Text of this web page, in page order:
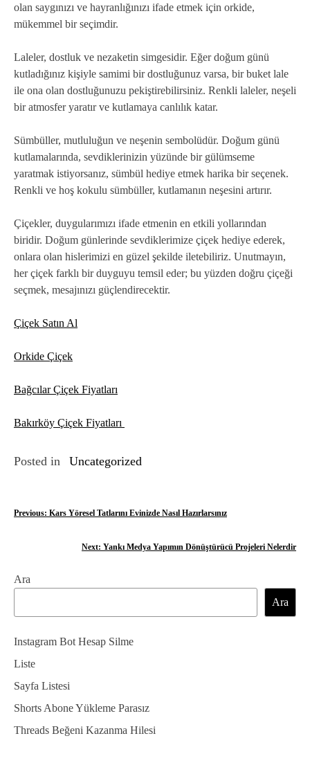
olan saygınızı ve hayranlığınızı ifade etmek için orkide,
mükemmel bir seçimdir.
Laleler, dostluk ve nezaketin simgesidir. Eğer doğum günü
kutladığınız kişiyle samimi bir dostluğunuz varsa, bir buket lale
ile ona olan dostluğunuzu pekiştirebilirsiniz. Renkli laleler, neşeli
bir atmosfer yaratır ve kutlamaya canlılık katar.
Sümbüller, mutluluğun ve neşenin sembolüdür. Doğum günü
kutlamalarında, sevdiklerinizin yüzünde bir gülümseme
yaratmak istiyorsanız, sümbül hediye etmek harika bir seçenek.
Renkli ve hoş kokulu sümbüller, kutlamanın neşesini artırır.
Çiçekler, duygularımızı ifade etmenin en etkili yollarından
biridir. Doğum günlerinde sevdiklerimize çiçek hediye ederek,
onlara olan hislerimizi en güzel şekilde iletebiliriz. Unutmayın,
her çiçek farklı bir duyguyu temsil eder; bu yüzden doğru çiçeği
seçmek, mesajınızı güçlendirecektir.
Çiçek Satın Al
Orkide Çiçek
Bağcılar Çiçek Fiyatları
Bakırköy Çiçek Fiyatları
Posted in Uncategorized
Y
ı
g
e
z
i
n
m
Previous: Kars Yöresel Tatlarını Evinizde Nasıl Hazırlarsınız
Next: Yankı Medya Yapımın Dönüştürücü Projeleri Nelerdir
Ara
Ara
Instagram Bot Hesap Silme
Liste
Sayfa Listesi
Shorts Abone Yükleme Parasız
Threads Beğeni Kazanma Hilesi